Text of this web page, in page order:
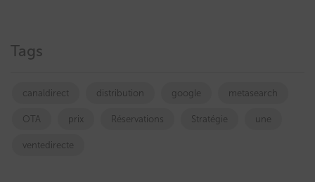
Tags
canaldirect distribution google metasearch
OTA prix Réservations Stratégie une
ventedirecte